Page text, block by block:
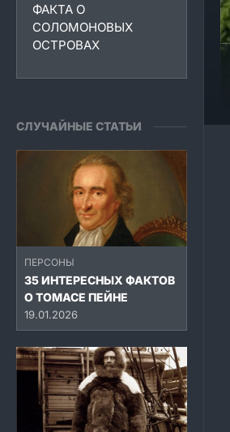
ФАКТА О
СОЛОМОНОВЫХ
ОСТРОВАХ
СЛУЧАЙНЫЕ СТАТЬИ
ПЕРСОНЫ
35 ИНТЕРЕСНЫХ ФАКТОВ
О ТОМАСЕ ПЕЙНЕ
19.01.2026